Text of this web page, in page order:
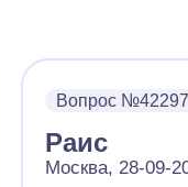
Вопрос №42297
Раис
Москва, 28-09-